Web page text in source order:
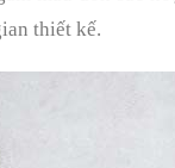
thiết kế.